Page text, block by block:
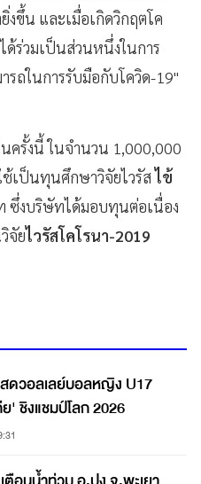
ขึ้น และเมื่อเกิดวิกฤตโค
ร่วมเป็นส่วนหนึ่งในการ
ถในการรับมือกับโควิด-19"
ครั้งนี้ ในจำนวน 1,000,000
เป็นทุนศึกษาวิจัยไวรัสไข้
ซึ่งบริษัทได้มอบทุนต่อเนื่อง
จัยไวรัสโคโรนา-2019
ดวอลเลย์บอลหญิง U17
' ชิงแชมป์โลก 2026